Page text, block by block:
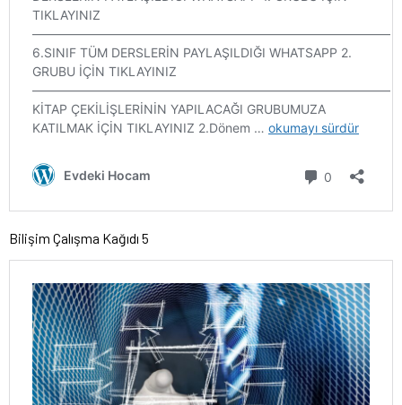
Bilişim Çalışma Kağıdı 5